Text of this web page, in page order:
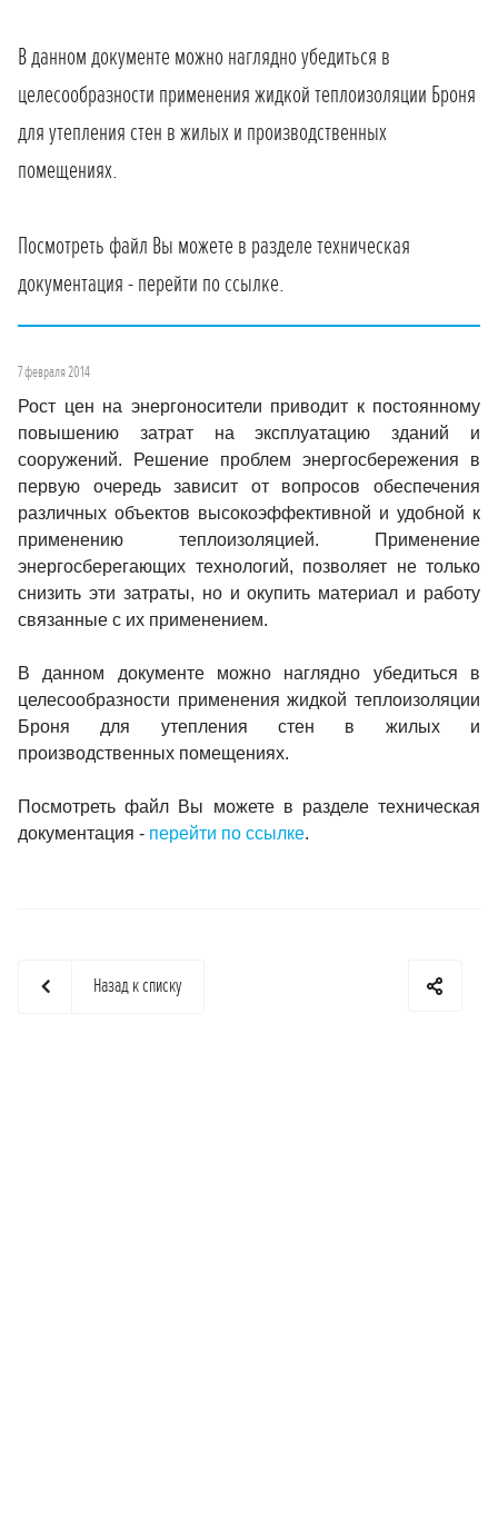
В данном документе можно наглядно убедиться в
целесообразности применения жидкой теплоизоляции Броня
для утепления стен в жилых и производственных
помещениях.
Посмотреть файл Вы можете в разделе техническая
документация - перейти по ссылке.
7 февраля 2014
Рост цен на энергоносители приводит к постоянному
повышению затрат на эксплуатацию зданий и
сооружений. Решение проблем энергосбережения в
первую очередь зависит от вопросов обеспечения
различных объектов высокоэффективной и удобной к
применению теплоизоляцией. Применение
энергосберегающих технологий, позволяет не только
снизить эти затраты, но и окупить материал и работу
связанные с их применением.
В данном документе можно наглядно убедиться в
целесообразности применения жидкой теплоизоляции
Броня для утепления стен в жилых и
производственных помещениях.
Посмотреть файл Вы можете в разделе техническая
документация - перейти по ссылке.
Назад к списку